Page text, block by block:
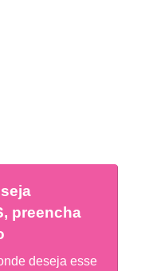
preencha
deseja esse